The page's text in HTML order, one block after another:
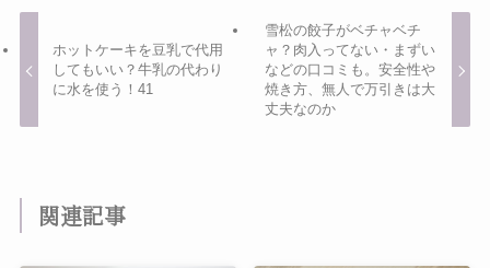
ホットケーキを豆乳で代用
してもいい？牛乳の代わり
に水を使う！41
雪松の餃子がベチャベチ
ャ？肉入ってない・まずい
などの口コミも。安全性や
焼き方、無人で万引きは大
丈夫なのか
関連記事